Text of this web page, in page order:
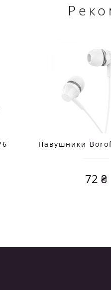
Навушники
72 ₴